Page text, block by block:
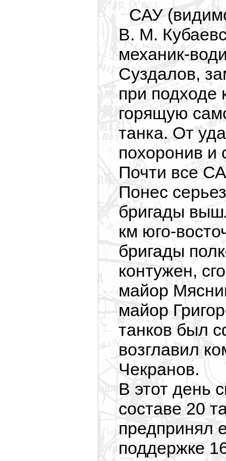
САУ
В. М.
механик-
Суздалов,
при подходе
горящую
танка. От
похоронив и
Почти все
Понес
бригады
км юго-
бригады
контужен,
майор
майор
танков был
возглавил
Чекранов.
В этот день
составе 20
предпринял
поддержке